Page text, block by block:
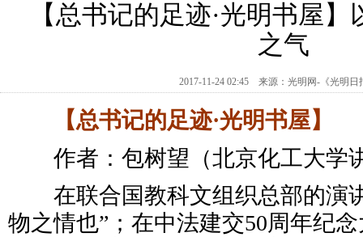
【总书记的足迹·光明书屋
之气
2017-11-24 02:45 来源： 光明网-《光明日
【总书记的足迹·光明书屋】
作者：包树望（北京化工大学
在联合国教科文组织总部的演
物之情也”；在中法建交50周年纪